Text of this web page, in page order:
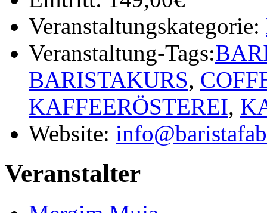
Veranstaltungskategorie:
Veranstaltung-Tags:
BARISTAKURS,
KAFFEERÖSTEREI,
Website:
Veranstalter